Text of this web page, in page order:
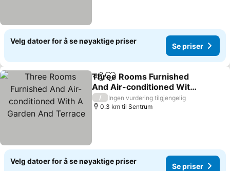
Velg datoer for å se nøyaktige priser
Se priser
Del Legg til i favoritter
Three Rooms Furnished
And Air-conditioned With
A Garden And Terrace
/
Ingen vurdering tilgjengelig
0.3 km til Sentrum
Velg datoer for å se nøyaktige priser
Se priser